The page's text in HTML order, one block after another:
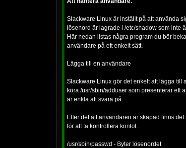
Slackware Linux är inställt på att använda
lösenord är lagrade i /etc/shadow som inte
Här nedan listas några program du bör
användare på ett enkelt sätt.
Lägga till en användare
Slackware Linux gör det enkelt att lägga till
köra /usr/sbin/adduser som presenterar ett
är enkla att svara på.
Efter det att användaren är skapad finns
för att ta kontrollera kontot.
/usr/sbin/passwd - Byter lösenordet